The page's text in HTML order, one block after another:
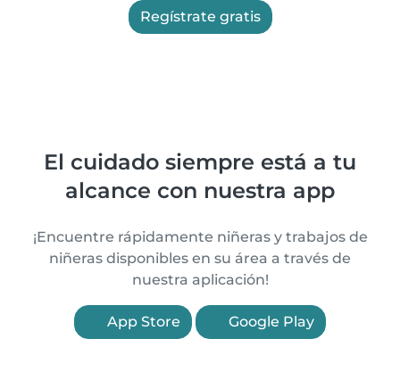
Regístrate gratis
El cuidado siempre está a tu
alcance con nuestra app
¡Encuentre rápidamente niñeras y trabajos de
niñeras disponibles en su área a través de
nuestra aplicación!
App Store Google Play